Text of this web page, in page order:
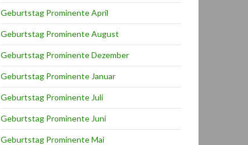
Geburtstag Prominente April
Geburtstag Prominente August
Geburtstag Prominente Dezember
Geburtstag Prominente Januar
Geburtstag Prominente Juli
Geburtstag Prominente Juni
Geburtstag Prominente Mai